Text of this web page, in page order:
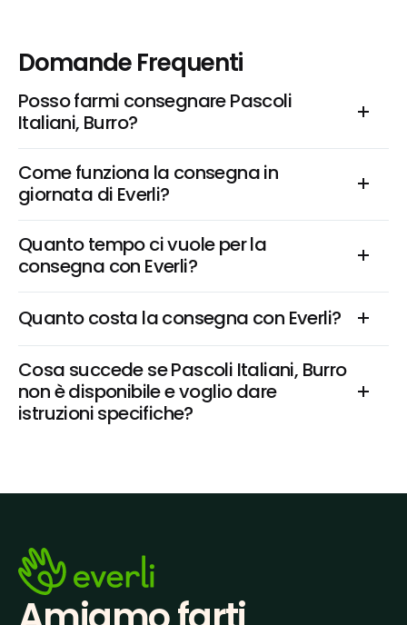
Domande Frequenti
Posso farmi consegnare Pascoli
Italiani, Burro?
Come funziona la consegna in
giornata di Everli?
Quanto tempo ci vuole per la
consegna con Everli?
Quanto costa la consegna con Everli?
Cosa succede se Pascoli Italiani, Burro
non è disponibile e voglio dare
istruzioni specifiche?